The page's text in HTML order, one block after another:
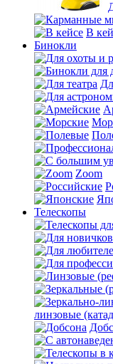
В
Бинокли
Zoom
Телескопы
линзовые